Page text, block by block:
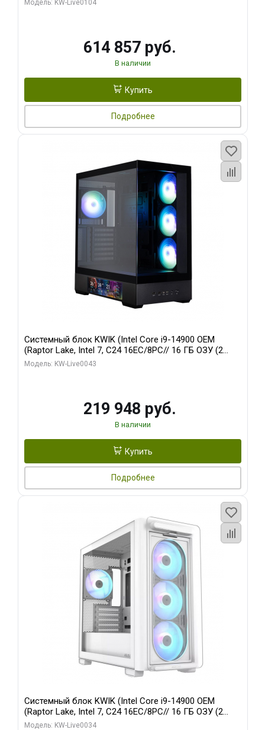
Модель: KW-Live0104
614 857 руб.
В наличии
Купить
Подробнее
Системный блок KWIK (Intel Core i9-14900 OEM
(Raptor Lake, Intel 7, C24 16EC/8PC// 16 ГБ ОЗУ (2
модуля)/ Palit RTX5070Ti GAMINGPRO-S OC 16GB
Модель: KW-Live0043
219 948 руб.
В наличии
Купить
Подробнее
Системный блок KWIK (Intel Core i9-14900 OEM
(Raptor Lake, Intel 7, C24 16EC/8PC// 16 ГБ ОЗУ (2
модуля)/ MSI RTX5060Ti VENTUS 2X PLUS 16GB
Модель: KW-Live0034